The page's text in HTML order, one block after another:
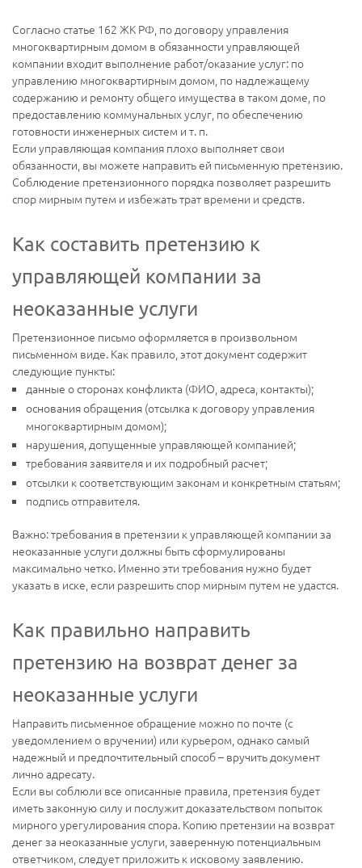
Согласно статье 162 ЖК РФ, по договору управления
многоквартирным домом в обязанности управляющей
компании входит выполнение работ/оказание услуг: по
управлению многоквартирным домом, по надлежащему
содержанию и ремонту общего имущества в таком доме, по
предоставлению коммунальных услуг, по обеспечению
готовности инженерных систем и т. п.
Если управляющая компания плохо выполняет свои
обязанности, вы можете направить ей письменную претензию.
Соблюдение претензионного порядка позволяет разрешить
спор мирным путем и избежать трат времени и средств.
Как составить претензию к
управляющей компании за
неоказанные услуги
Претензионное письмо оформляется в произвольном
письменном виде. Как правило, этот документ содержит
следующие пункты:
данные о сторонах конфликта (ФИО, адреса, контакты);
основания обращения (отсылка к договору управления
многоквартирным домом);
нарушения, допущенные управляющей компанией;
требования заявителя и их подробный расчет;
отсылки к соответствующим законам и конкретным статьям;
подпись отправителя.
Важно: требования в претензии к управляющей компании за
неоказанные услуги должны быть сформулированы
максимально четко. Именно эти требования нужно будет
указать в иске, если разрешить спор мирным путем не удастся.
Как правильно направить
претензию на возврат денег за
неоказанные услуги
Направить письменное обращение можно по почте (с
уведомлением о вручении) или курьером, однако самый
надежный и предпочтительный способ – вручить документ
лично адресату.
Если вы соблюли все описанные правила, претензия будет
иметь законную силу и послужит доказательством попыток
мирного урегулирования спора. Копию претензии на возврат
денег за неоказанные услуги, заверенную потенциальным
ответчиком, следует приложить к исковому заявлению.